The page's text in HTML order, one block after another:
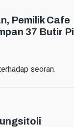
Pemilik Cafe
37 Butir Pil
seoran.